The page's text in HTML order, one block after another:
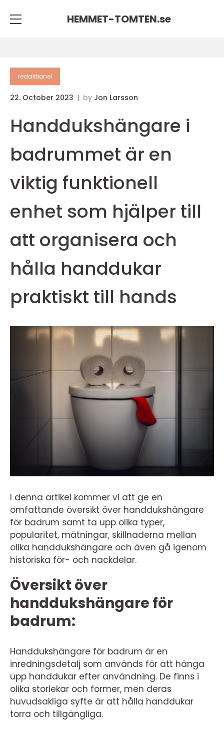
HEMMET-TOMTEN.se
redaktionel
22. October 2023 by Jon Larsson
Handdukshängare i
badrummet är en
viktig funktionell
enhet som hjälper till
att organisera och
hålla handdukar
praktiskt till hands
I denna artikel kommer vi att ge en
omfattande översikt över handdukshängare
för badrum samt ta upp olika typer,
popularitet, mätningar, skillnaderna mellan
olika handdukshängare och även gå igenom
historiska för- och nackdelar.
Översikt över
handdukshängare för
badrum:
Handdukshängare för badrum är en
inredningsdetalj som används för att hänga
upp handdukar efter användning. De finns i
olika storlekar och former, men deras
huvudsakliga syfte är att hålla handdukar
torra och tillgängliga.